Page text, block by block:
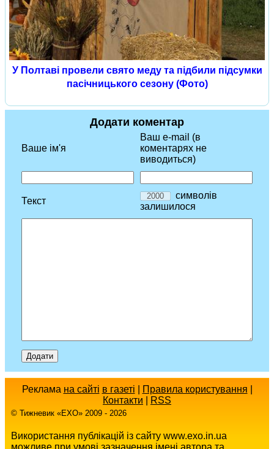
У Полтаві провели свято меду та підбили підсумки
пасічницького сезону (Фото)
Додати коментар
Ваше ім'я
Ваш e-mail (в
коментарях не
виводиться)
Текст
символів
залишилося
Реклама на сайті в газеті Правила користування
Контакти
RSS
© Тижневик «EХO» 2009 - 2026
Використання публікацій із сайту www.exo.in.ua
можливе при умові зазначення імені автора та